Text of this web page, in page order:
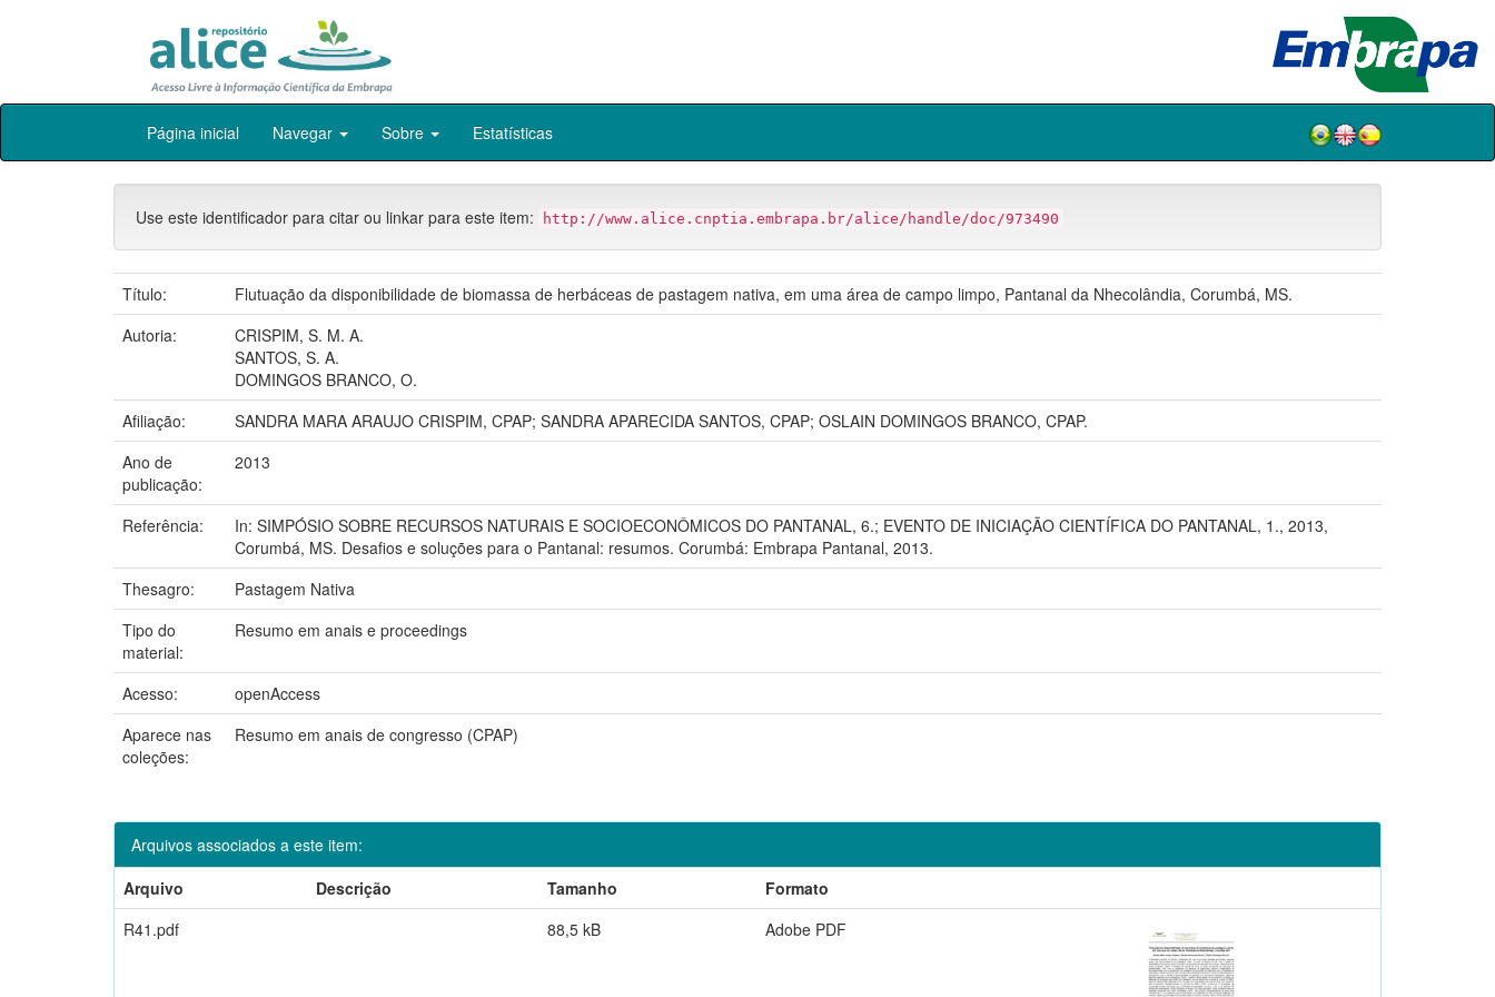
Skip
Página inicial Navegar Sobre Estatísticas
Use este identificador para citar ou linkar para este item: http://www.alice.cnptia.embrapa.br/alice/handle/doc/973490
Título:
Flutuação da disponibilidade de biomassa de herbáceas de pastagem nativa, em uma área de campo limpo, Pantanal da Nhecolândia, Corumbá, MS.
Autoria:
CRISPIM, S. M. A.
SANTOS, S. A.
DOMINGOS BRANCO, O.
Afiliação:
SANDRA MARA ARAUJO CRISPIM, CPAP; SANDRA APARECIDA SANTOS, CPAP; OSLAIN DOMINGOS BRANCO, CPAP.
Ano de
publicação:
2013
Referência:
In: SIMPÓSIO SOBRE RECURSOS NATURAIS E SOCIOECONÔMICOS DO PANTANAL, 6.; EVENTO DE INICIAÇÃO CIENTÍFICA DO PANTANAL, 1., 2013,
Corumbá, MS. Desafios e soluções para o Pantanal: resumos. Corumbá: Embrapa Pantanal, 2013.
Thesagro:
Pastagem Nativa
Tipo do
material:
Resumo em anais e proceedings
Acesso:
openAccess
Aparece nas
coleções:
Resumo em anais de congresso (CPAP)
Arquivos associados a este item:
Arquivo
Descrição Tamanho
Formato
R41.pdf
88,5 kB Adobe PDF